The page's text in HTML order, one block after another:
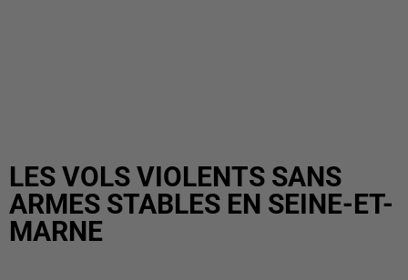
LES VOLS VIOLENTS SANS
ARMES STABLES EN SEINE-ET-
MARNE